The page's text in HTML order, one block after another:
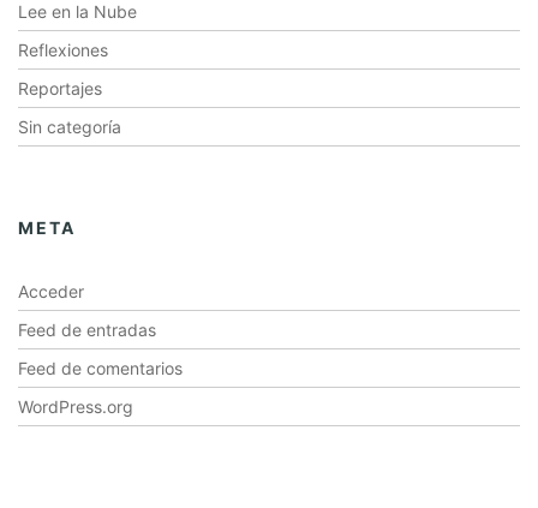
Lee en la Nube
Reflexiones
Reportajes
Sin categoría
META
Acceder
Feed de entradas
Feed de comentarios
WordPress.org